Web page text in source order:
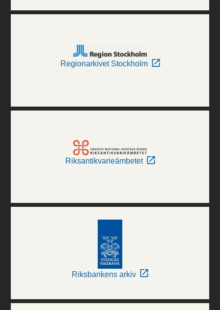
Regionarkivet Stockholm
Riksantikvarieämbetet
Riksbankens arkiv